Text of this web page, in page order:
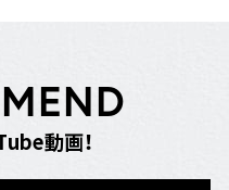
MEND
ube動画！